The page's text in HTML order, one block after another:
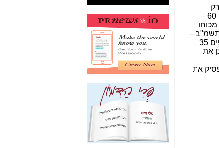
בעוולות נזיקיות כי אם גם בפעולות המהוות עבירות פליליות. כך, מפרה סלקום, בין היתר, את הוראות סעיף 60
לחוק התקשורת , התשמ"ב –
1982 (הפרות שדינן, בין היתר, הטלת קנסות כקבוע בחוק כמו גם עיצומים כספיים (בהתאם להוראות סעיפים 35
וכן את
את
האם ביבי כשר
תקשורת עזר לקב'
בזק? -כאן
מה מקור ה-Fake
News שהביא לתפירת
תיק לביבי והעלמת
החשודים הנכונים -כאן
אחת הרגליים של "תיק
4000 התפור"
התמוטטה היום
בניצחון (כפול) של בזק
-
כאן
איך כתבות מפנקות